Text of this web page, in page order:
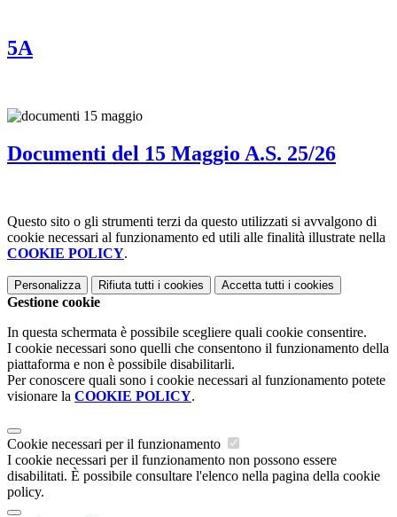
5A
Documenti del 15 Maggio A.S. 25/26
Questo sito o gli strumenti terzi da questo utilizzati si avvalgono di
cookie necessari al funzionamento ed utili alle finalità illustrate nella
COOKIE POLICY.
Personalizza Rifiuta tutti i cookies Accetta tutti i cookies
Gestione cookie
In questa schermata è possibile scegliere quali cookie consentire.
I cookie necessari sono quelli che consentono il funzionamento della
piattaforma e non è possibile disabilitarli.
Per conoscere quali sono i cookie necessari al funzionamento potete
visionare la COOKIE POLICY.
Cookie necessari per il funzionamento
I cookie necessari per il funzionamento non possono essere
disabilitati. È possibile consultare l'elenco nella pagina della cookie
policy.